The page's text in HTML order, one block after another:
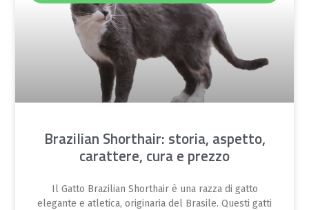
Brazilian Shorthair: storia, aspetto,
carattere, cura e prezzo
Il Gatto Brazilian Shorthair è una razza di gatto
elegante e atletica, originaria del Brasile. Questi gatti